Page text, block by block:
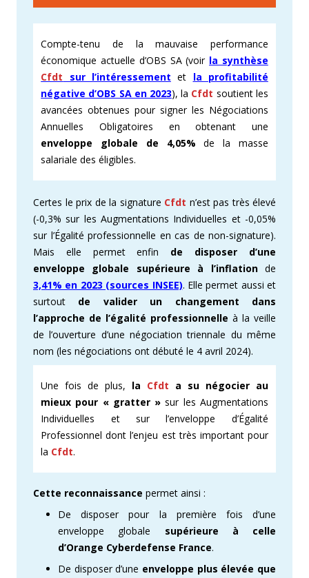
Compte-tenu de la mauvaise performance
économique actuelle d’OBS SA (voir la synthèse
Cfdt sur l’intéressement et la profitabilité
négative d’OBS SA en 2023), la Cfdt soutient les
avancées obtenues pour signer les Négociations
Annuelles Obligatoires en obtenant une
enveloppe globale de 4,05% de la masse
salariale des éligibles.
Certes le prix de la signature Cfdt n’est pas très élevé
(-0,3% sur les Augmentations Individuelles et -0,05%
sur l’Égalité professionnelle en cas de non-signature).
Mais elle permet enfin de disposer d’une
enveloppe globale supérieure à l’inflationde
3,41% en 2023 (sources INSEE). Elle permet aussi et
surtout de valider un changement dans
l’approche de l’égalité professionnelle à la veille
de l’ouverture d’une négociation triennale du même
nom (les négociations ont débuté le 4 avril 2024).
Une fois de plus, la Cfdt a su négocier au
mieux pour « gratter »sur les Augmentations
Individuelles et sur l’enveloppe d’Égalité
Professionnel dont l’enjeu est très important pour
la Cfdt.
Cette reconnaissance permet ainsi :
De disposer pour la première fois d’une
enveloppe globale supérieure à celle
d’Orange Cyberdefense France.
De disposer d’une enveloppe plus élevée que